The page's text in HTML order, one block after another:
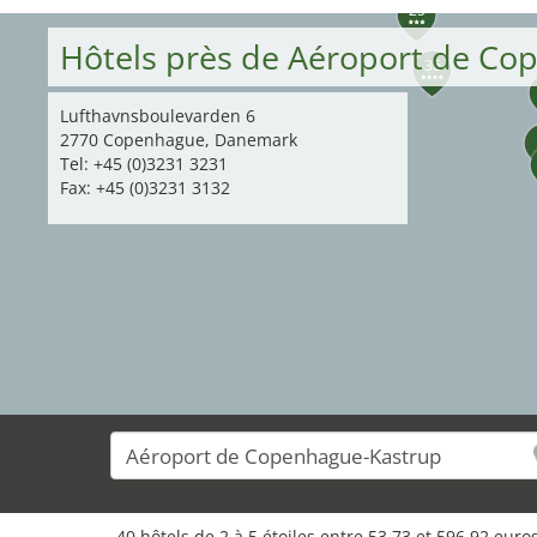
25
36
Hôtels près de Aéroport de
Lufthavnsboulevarden 6
2770 Copenhague, Danemark
Tel: +45 (0)3231 3231
Fax: +45 (0)3231 3132